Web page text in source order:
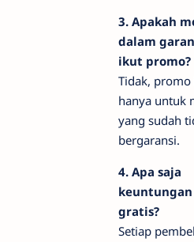
3. Apakah
dalam
ikut promo?
Tidak, promo
hanya untuk
yang sudah
bergaransi.
4. Apa saja
gratis?
Setiap